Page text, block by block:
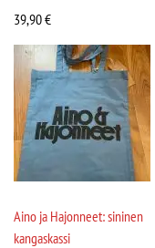
39,90€
Aino ja Hajonneet: sininen
kangaskassi